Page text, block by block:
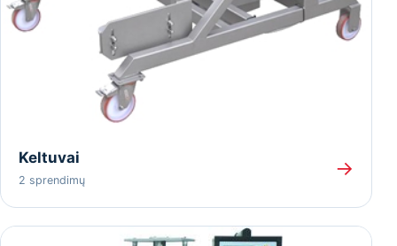
Keltuvai
2 sprendimų
→